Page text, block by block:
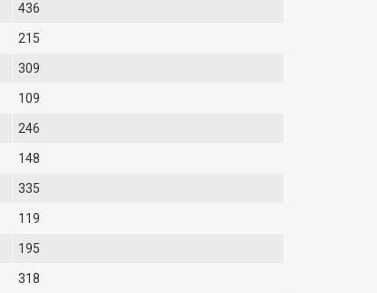
436
215
309
109
246
148
335
119
195
318